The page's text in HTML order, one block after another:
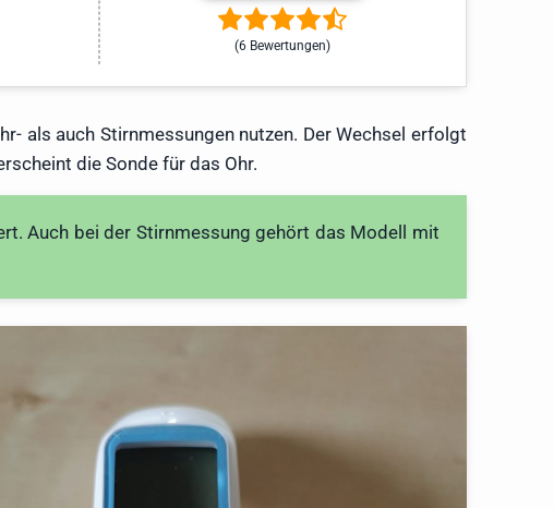
(6 Bewertungen)
als auch Stirnmessungen nutzen. Der Wechsel erfolgt
die Sonde für das Ohr.
Auch bei der Stirnmessung gehört das Modell mit